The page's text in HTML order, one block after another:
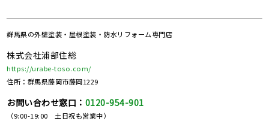
群馬県の外壁塗装・屋根塗装・防水リフォーム専門店
株式会社浦部住総
https://urabe-toso.com/
住所：群馬県藤岡市藤岡1229
お問い合わせ窓口： 0120-954-901
（9:00-19:00 土日祝も営業中）